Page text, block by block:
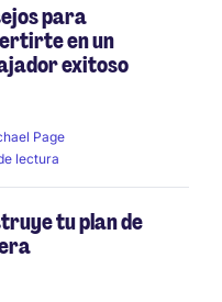
para
en un
exitoso
Page
lectura
tu plan de